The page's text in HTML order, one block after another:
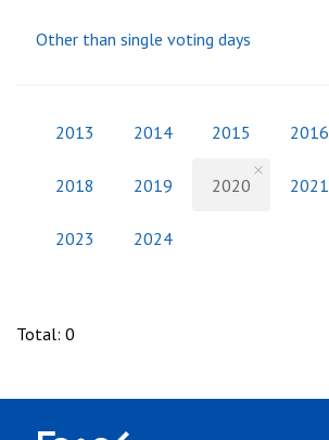
Other than single voting days
2013 2014 2015 2016
2018 2019 2020 2021
2023 2024
Total: 0